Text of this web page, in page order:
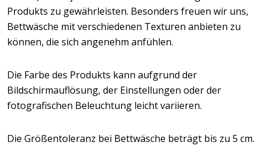
Produkts zu gewährleisten. Besonders freuen wir uns,
Bettwäsche mit verschiedenen Texturen anbieten zu
können, die sich angenehm anfühlen.
Die Farbe des Produkts kann aufgrund der
Bildschirmauflösung, der Einstellungen oder der
fotografischen Beleuchtung leicht variieren.
Die Größentoleranz bei Bettwäsche beträgt bis zu 5 cm.